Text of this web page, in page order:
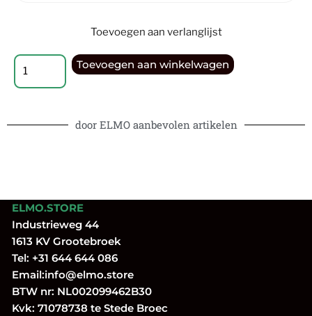
Toevoegen aan verlanglijst
Toevoegen aan winkelwagen
door ELMO aanbevolen artikelen
ELMO.STORE
Industrieweg 44
1613 KV Grootebroek
Tel: +31 644 644 086
Email:info@elmo.store
BTW nr: NL002099462B30
Kvk: 71078738 te Stede Broec